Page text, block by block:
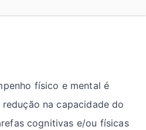
físico e mental é
na capacidade do
cognitivas e/ou físicas